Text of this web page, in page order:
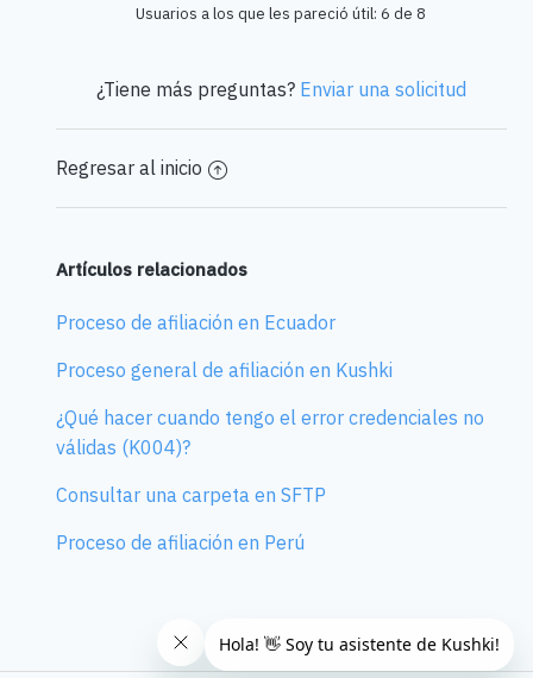
Usuarios a los que les pareció útil: 6 de 8
¿Tiene más preguntas? Enviar una solicitud
Regresar al inicio
Artículos relacionados
Proceso de afiliación en Ecuador
Proceso general de afiliación en Kushki
¿Qué hacer cuando tengo el error credenciales no
válidas (K004)?
Consultar una carpeta en SFTP
Proceso de afiliación en Perú